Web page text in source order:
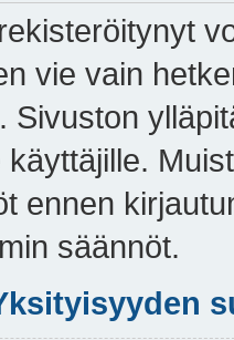
vie vain
Sivuston
ennen
säännöt.